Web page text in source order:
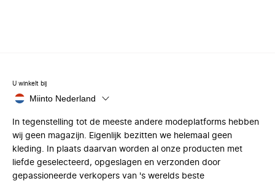
U winkelt bij
Miinto Nederland
In tegenstelling tot de meeste andere modeplatforms hebben
wij geen magazijn. Eigenlijk bezitten we helemaal geen
kleding. In plaats daarvan worden al onze producten met
liefde geselecteerd, opgeslagen en verzonden door
gepassioneerde verkopers van 's werelds beste